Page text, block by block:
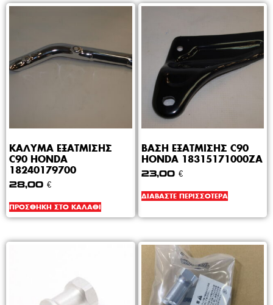
ΚΑΛΥΜΑ ΕΞΑΤΜΙΣΗΣ
C90 HONDA
18240179700
28,00 €
ΠΡΟΣΘΉΚΗ ΣΤΟ ΚΑΛΆΘΙ
ΒΑΣΗ ΕΞΑΤΜΙΣΗΣ C90
HONDA 18315171000ZA
23,00 €
ΔΙΑΒΆΣΤΕ ΠΕΡΙΣΣΌΤΕΡΑ